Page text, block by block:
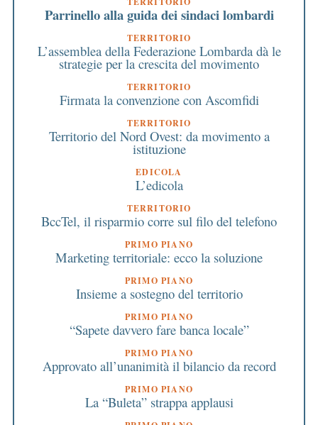
Parrinello alla guida dei sindaci lombardi
TERRITORIO
L’assemblea della Federazione Lombarda dà le
strategie per la crescita del movimento
TERRITORIO
Firmata la convenzione con Ascomfidi
TERRITORIO
Territorio del Nord Ovest: da movimento a
istituzione
EDICOLA
L’edicola
TERRITORIO
BccTel, il risparmio corre sul filo del telefono
PRIMO PIANO
Marketing territoriale: ecco la soluzione
PRIMO PIANO
Insieme a sostegno del territorio
PRIMO PIANO
“Sapete davvero fare banca locale”
PRIMO PIANO
Approvato all’unanimità il bilancio da record
PRIMO PIANO
La “Buleta” strappa applausi